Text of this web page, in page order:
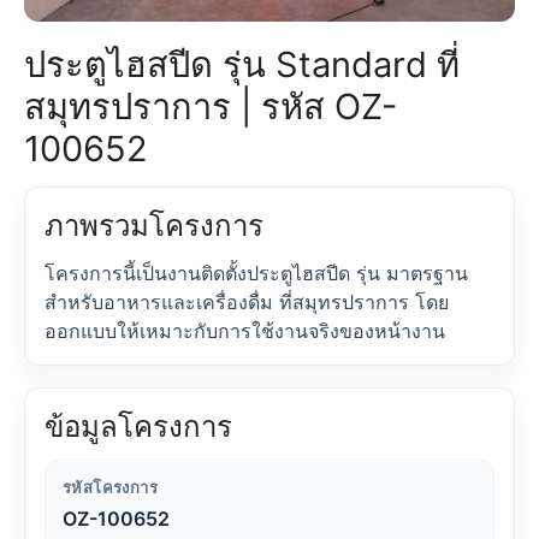
ประตูไฮสปีด รุ่น Standard ที่
สมุทรปราการ | รหัส OZ-
100652
ภาพรวมโครงการ
โครงการนี้เป็นงานติดตั้งประตูไฮสปีด รุ่น มาตรฐาน
สำหรับอาหารและเครื่องดื่ม ที่สมุทรปราการ โดย
ออกแบบให้เหมาะกับการใช้งานจริงของหน้างาน
ข้อมูลโครงการ
รหัสโครงการ
OZ-100652